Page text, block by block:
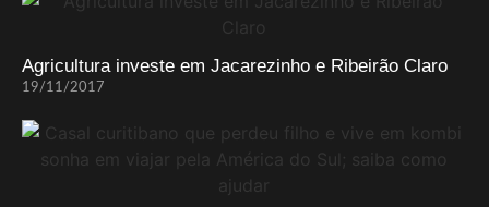
Agricultura investe em Jacarezinho e Ribeirão Claro
19/11/2017